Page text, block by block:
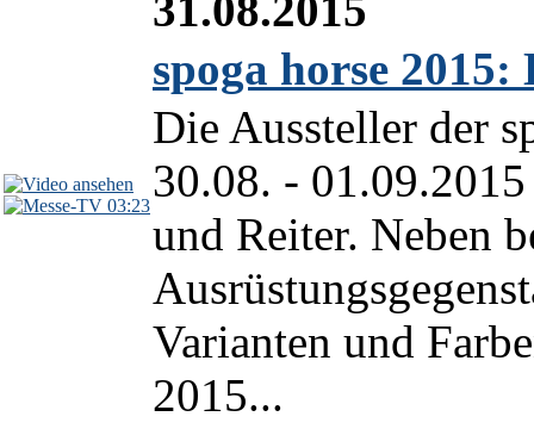
03:23
spoga horse
Die Aussteller der
30.08. -
und Reiter. Neben
Varianten und
2015...